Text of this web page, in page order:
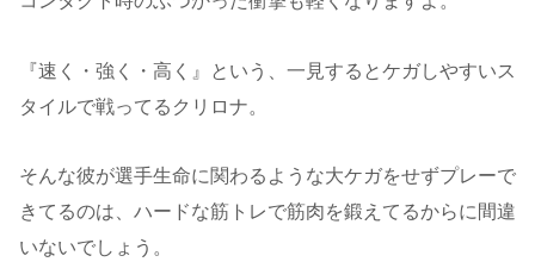
『速く・強く・高く』という、一見するとケガしやすいス
タイルで戦ってるクリロナ。
そんな彼が選手生命に関わるような大ケガをせずプレーで
きてるのは、ハードな筋トレで筋肉を鍛えてるからに間違
いないでしょう。